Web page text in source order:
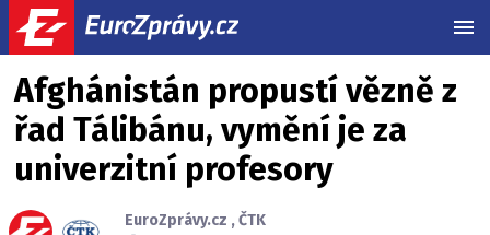
Afghánistán propustí vězně z
řad Tálibánu, vymění je za
univerzitní profesory
EuroZprávy.cz ,ČTK